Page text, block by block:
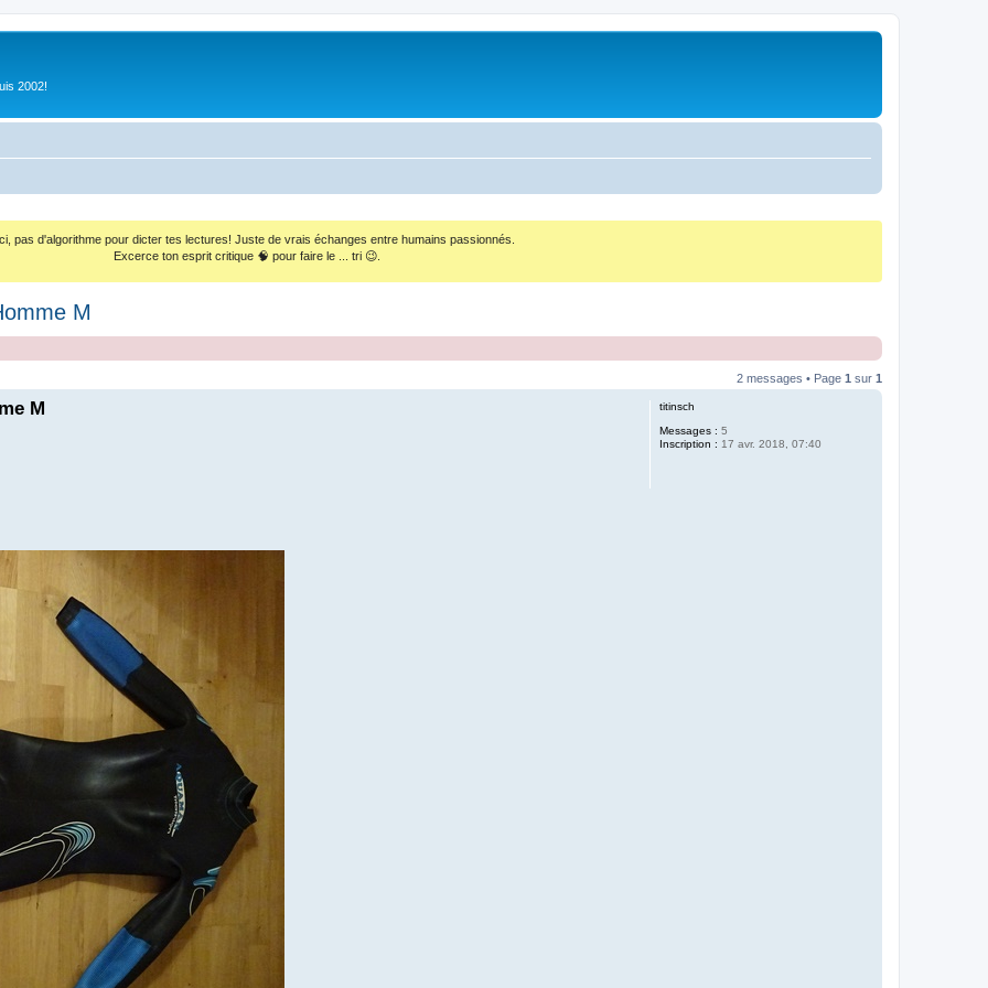
2002!
pas d'algorithme pour dicter tes lectures! Juste de vrais échanges entre humains passionnés.
Excerce ton esprit critique 🧠 pour faire le ... tri 😉.
M
2 messages • Page 1 sur 1
titinsch
Messages : 5
Inscription : 17 avr. 2018, 07:40
M